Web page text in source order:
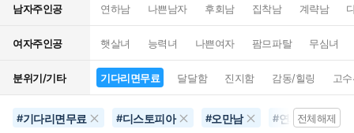
남자주인공 연하남 나쁜남자 후회남 집착남 계략남
여자주인공 햇살녀 능력녀 나쁜여자 팜므파탈 무심녀
분위기/기타 기다리면무료 달달함 진지함 감동/힐링 고
#기다리면무료 #디스토피아 #오만남 #연재전체해제